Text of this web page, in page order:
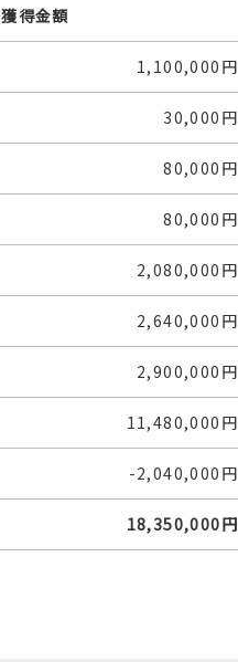
獲得金額
1,100,000円
30,000円
80,000円
80,000円
2,080,000円
2,640,000円
2,900,000円
11,480,000円
-2,040,000円
18,350,000円